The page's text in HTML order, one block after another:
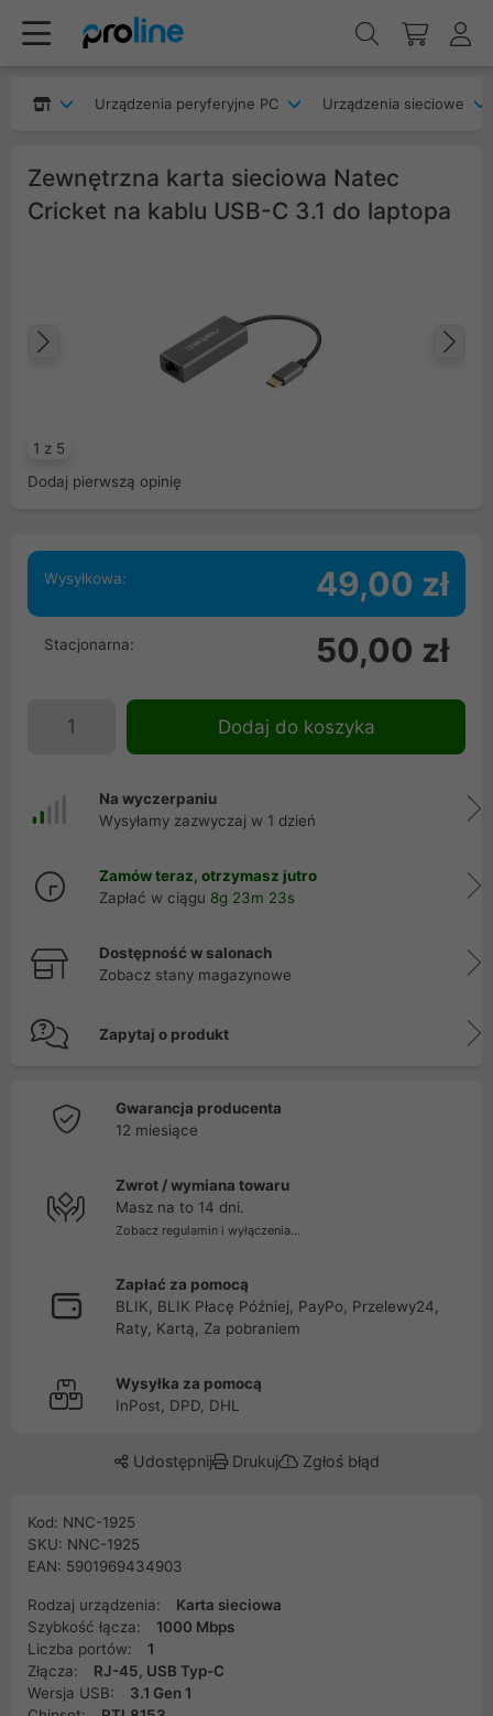
Urządzenia peryferyjne PC Urządzenia sieciowe
Zewnętrzna karta sieciowa Natec
Cricket na kablu USB-C 3.1 do laptopa
1 z 5
Poprzedni
Dodaj pierwszą opinię
Wysyłkowa: 49,00 zł
Stacjonarna: 50,00 zł
Dodaj do koszyka
Na wyczerpaniu
Wysyłamy zazwyczaj w 1 dzień
Zamów teraz, otrzymasz jutro
Zapłać w ciągu 8g 23m 22s
Dostępność w salonach
Zobacz stany magazynowe
Zapytaj o produkt
Gwarancja producenta
12 miesiące
Zwrot / wymiana towaru
Masz na to 14 dni.
Zobacz regulamin i wyłączenia...
Zapłać za pomocą
BLIK, BLIK Płacę Później, PayPo, Przelewy24,
Raty, Kartą, Za pobraniem
Wysyłka za pomocą
InPost, DPD, DHL
Udostępnij Drukuj Zgłoś błąd
Kod: NNC-1925
SKU: NNC-1925
EAN: 5901969434903
Rodzaj urządzenia:
Karta sieciowa
Szybkość łącza:
1000 Mbps
Liczba portów:
1
Złącza:
RJ-45, USB Typ-C
Wersja USB:
3.1 Gen 1